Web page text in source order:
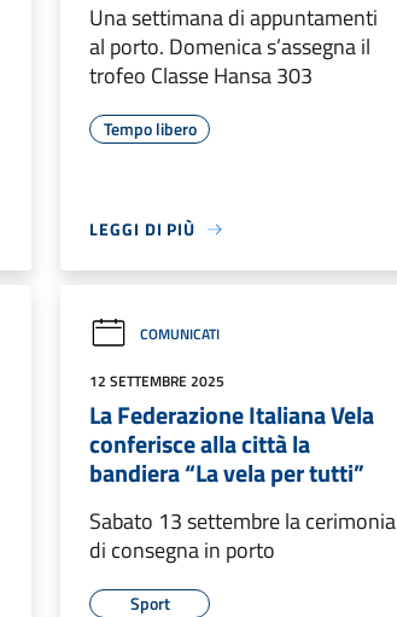
Una settimana di appuntamenti
al porto. Domenica s’assegna il
trofeo Classe Hansa 303
Tempo libero
LEGGI DI PIÙ
COMUNICATI
12 SETTEMBRE 2025
La Federazione Italiana Vela
conferisce alla città la
bandiera “La vela per tutti”
Sabato 13 settembre la cerimonia
di consegna in porto
Sport